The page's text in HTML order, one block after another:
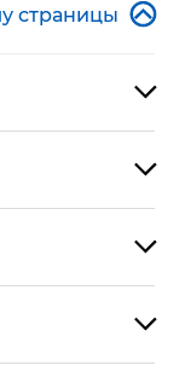
страницы 



